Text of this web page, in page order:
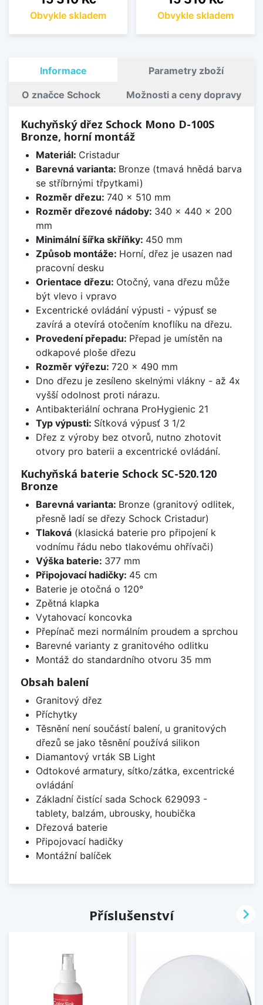
Obvykle skladem Obvykle skladem
Informace Parametry zboží
O značce Schock Možnosti a ceny dopravy
Kuchyňský dřez Schock Mono D-100S
Bronze, horní montáž
Materiál: Cristadur
Barevná varianta: Bronze (tmavá hnědá barva
se stříbrnými třpytkami)
Rozměr dřezu: 740 x 510 mm
Rozměr dřezové nádoby: 340 x 440 x 200
mm
Minimální šířka skříňky: 450 mm
Způsob montáže: Horní, dřez je usazen nad
pracovní desku
Orientace dřezu: Otočný, vana dřezu může
být vlevo i vpravo
Excentrické ovládání výpusti - výpusť se
zavírá a otevírá otočením knoflíku na dřezu.
Provedení přepadu: Přepad je umístěn na
odkapové ploše dřezu
Rozměr výřezu: 720 x 490 mm
Dno dřezu je zesíleno skelnými vlákny - až 4x
vyšší odolnost proti nárazu.
Antibakteriální ochrana ProHygienic 21
Typ výpusti: Sítková výpusť 3 1/2
Dřez z výroby bez otvorů, nutno zhotovit
otvory pro baterii a excentrické ovládání.
Kuchyňská baterie Schock SC-520.120
Bronze
Barevná varianta: Bronze (granitový odlitek,
přesně ladí se dřezy Schock Cristadur)
Tlaková(klasická baterie pro připojení k
vodnímu řádu nebo tlakovému ohřívači)
Výška baterie: 377 mm
Připojovací hadičky: 45 cm
Baterie je otočná o 120°
Zpětná klapka
Vytahovací koncovka
Přepínač mezi normálním proudem a sprchou
Barevné varianty z granitového odlitku
Montáž do standardního otvoru 35 mm
Obsah balení
Granitový dřez
Příchytky
Těsnění není součástí balení, u granitových
dřezů se jako těsnění používá silikon
Diamantový vrták SB Light
Odtokové armatury, sítko/zátka, excentrické
ovládání
Základní čistící sada Schock 629093 -
tablety, balzám, ubrousky, houbička
Dřezová baterie
Připojovací hadičky
Montážní balíček
Příslušenství 